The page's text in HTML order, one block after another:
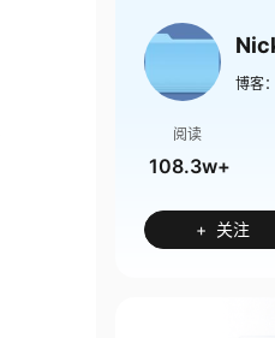
博客：
阅读
108.3w+
+ 关注